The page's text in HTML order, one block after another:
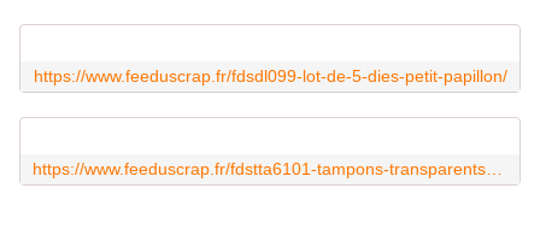
https://www.feeduscrap.fr/fdsdl099-lot-de-5-dies-petit-papillon/